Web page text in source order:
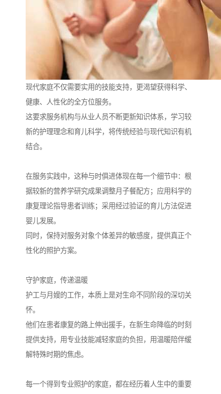
现代家庭不仅需要实用的技能支持，更渴望获得科学、
健康、人性化的全方位服务。
这要求服务机构与从业人员不断更新知识体系，学习较
新的护理理念和育儿科学，将传统经验与现代知识有机
结合。
在服务实践中，这种与时俱进体现在每一个细节中：根
据较新的营养学研究成果调整月子餐配方；应用科学的
康复理论指导患者训练；采用经过验证的育儿方法促进
婴儿发展。
同时，保持对服务对象个体差异的敏感度，提供真正个
性化的照护方案。
守护家庭，传递温暖
护工与月嫂的工作，本质上是对生命不同阶段的深切关
怀。
他们在患者康复的路上伸出援手，在新生命降临的时刻
提供支持，用专业技能减轻家庭的负担，用温暖陪伴缓
解特殊时期的焦虑。
每一个得到专业照护的家庭，都在经历着人生中的重要